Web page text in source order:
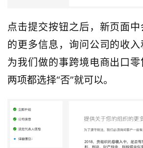
点击提交按钮之后，新页面
的更多信息，询问公司的收
为我们做的事跨境电商出口
两项都选择“否”就可以。